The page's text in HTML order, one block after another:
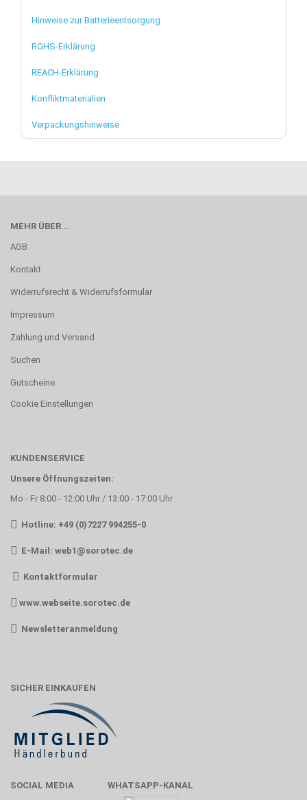
Hinweise zur Batterieentsorgung
ROHS-Erklärung
REACH-Erklärung
Konfliktmaterialien
Verpackungshinweise
MEHR ÜBER...
AGB
Kontakt
Widerrufsrecht & Widerrufsformular
Impressum
Zahlung und Versand
Suchen
Gutscheine
Cookie Einstellungen
KUNDENSERVICE
Unsere Öffnungszeiten:
Mo - Fr 8:00 - 12:00 Uhr / 13:00 - 17:00 Uhr
Hotline: +49 (0)7227 994255-0
E-Mail: web1@sorotec.de
Kontaktformular
www.webseite.sorotec.de
Newsletteranmeldung
SICHER EINKAUFEN
SOCIAL MEDIA WHATSAPP-KANAL